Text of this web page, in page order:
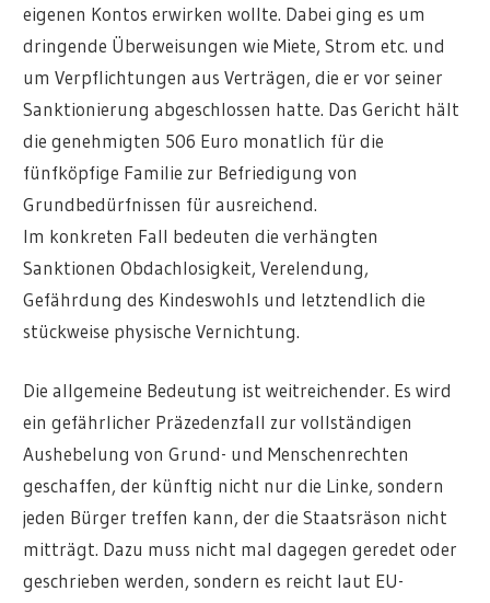
eigenen Kontos erwirken wollte. Dabei ging es um
dringende Überweisungen wie Miete, Strom etc. und
um Verpflichtungen aus Verträgen, die er vor seiner
Sanktionierung abgeschlossen hatte. Das Gericht hält
die genehmigten 506 Euro monatlich für die
fünfköpfige Familie zur Befriedigung von
Grundbedürfnissen für ausreichend.
Im konkreten Fall bedeuten die verhängten
Sanktionen Obdachlosigkeit, Verelendung,
Gefährdung des Kindeswohls und letztendlich die
stückweise physische Vernichtung.
Die allgemeine Bedeutung ist weitreichender. Es wird
ein gefährlicher Präzedenzfall zur vollständigen
Aushebelung von Grund- und Menschenrechten
geschaffen, der künftig nicht nur die Linke, sondern
jeden Bürger treffen kann, der die Staatsräson nicht
mitträgt. Dazu muss nicht mal dagegen geredet oder
geschrieben werden, sondern es reicht laut EU-